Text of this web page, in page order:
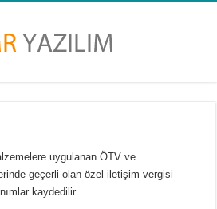
uygulanan ÖTV ve
geçerli olan özel iletişim vergisi
kaydedilir.